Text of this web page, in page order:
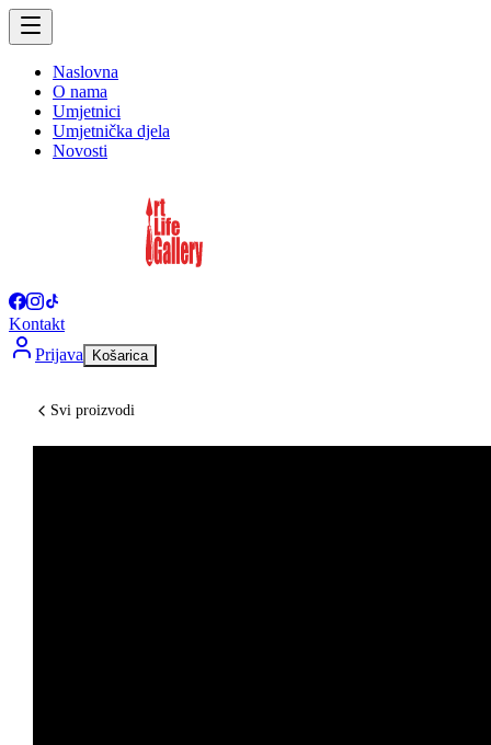
Naslovna
O nama
Umjetnici
Umjetnička djela
Novosti
Kontakt
Prijava
Košarica
Svi proizvodi